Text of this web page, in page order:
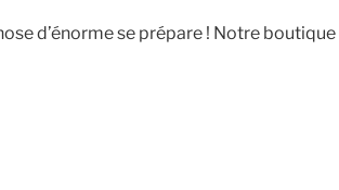
d’énorme se prépare ! Notre